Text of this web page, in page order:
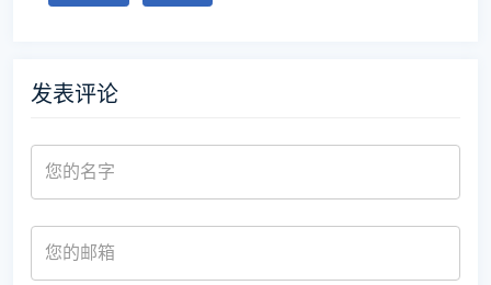
发表评论